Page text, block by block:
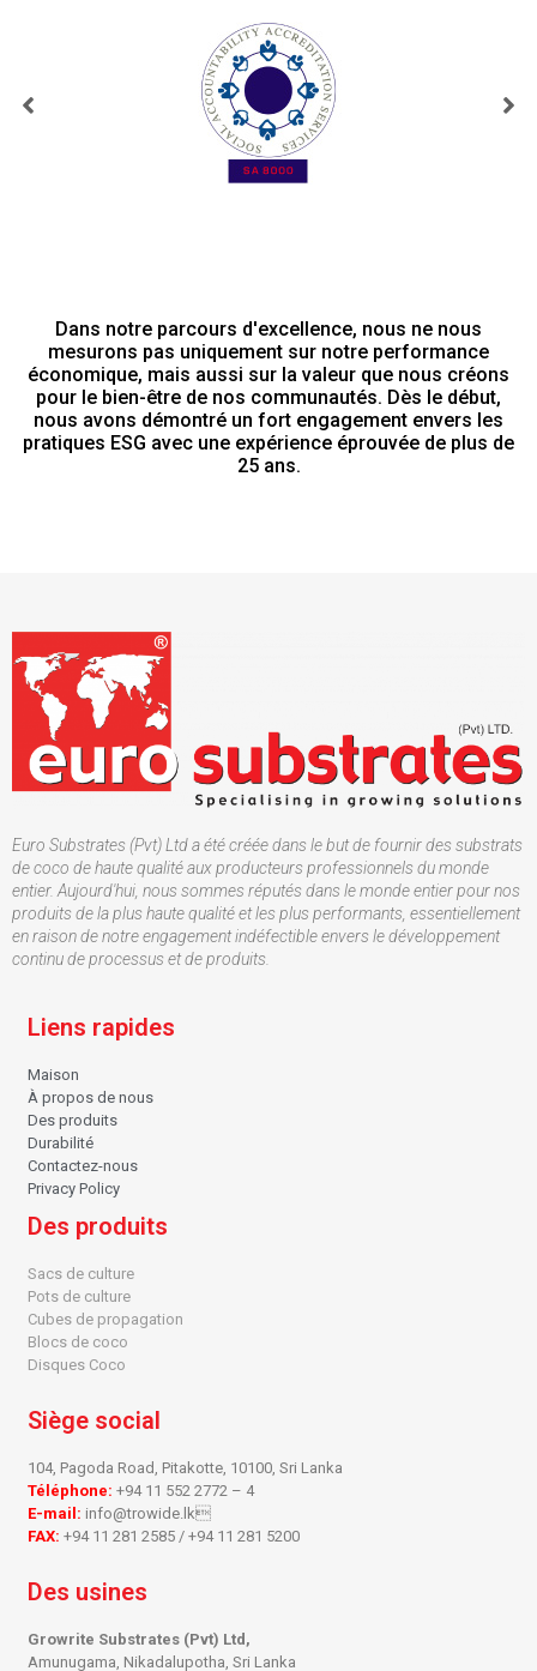
Dans notre parcours d'excellence, nous ne nous
mesurons pas uniquement sur notre performance
économique, mais aussi sur la valeur que nous créons
pour le bien-être de nos communautés. Dès le début,
nous avons démontré un fort engagement envers les
pratiques ESG avec une expérience éprouvée de plus de
25 ans.
Euro Substrates (Pvt) Ltd a été créée dans le but de fournir des substrats
de coco de haute qualité aux producteurs professionnels du monde
entier. Aujourd'hui, nous sommes réputés dans le monde entier pour nos
produits de la plus haute qualité et les plus performants, essentiellement
en raison de notre engagement indéfectible envers le développement
continu de processus et de produits.
Liens rapides
Maison
À propos de nous
Des produits
Durabilité
Contactez-nous
Privacy Policy
Des produits
Sacs de culture
Pots de culture
Cubes de propagation
Blocs de coco
Disques Coco
Siège social
104, Pagoda Road, Pitakotte, 10100, Sri Lanka
Téléphone: +94 11 552 2772 – 4
E-mail: info@trowide.lk
FAX: +94 11 281 2585 / +94 11 281 5200
Des usines
Growrite Substrates (Pvt) Ltd,
Amunugama, Nikadalupotha, Sri Lanka